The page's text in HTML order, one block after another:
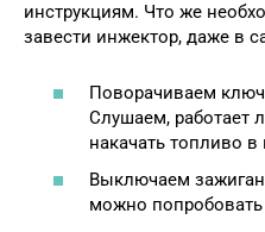
инструкциям. Что же
завести инжектор, даже в
Поворачиваем
Слушаем, работает
накачать топливо
Выключаем
можно попробовать